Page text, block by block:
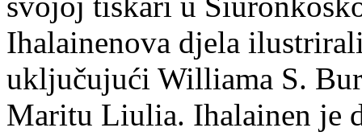
Ihalainenova djela
uključujući Williama S.
Maritu Liulia. Ihalainen je